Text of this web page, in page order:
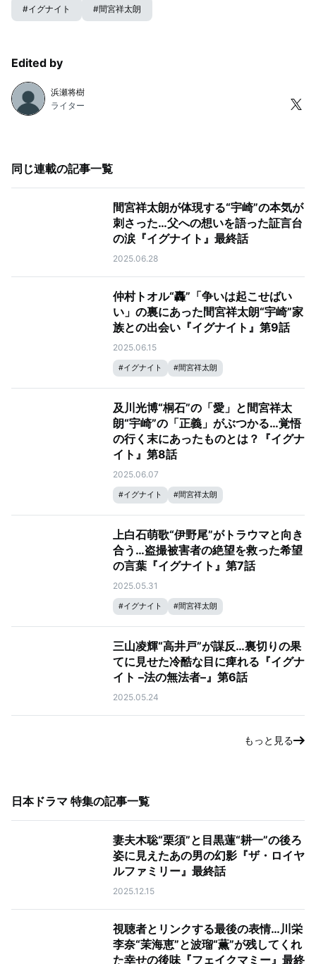
#イグナイト #間宮祥太朗
Edited by
浜瀬将樹
ライター
同じ連載の記事一覧
間宮祥太朗が体現する“宇崎”の本気が
刺さった…父への想いを語った証言台
の涙『イグナイト』最終話
2025.06.28
仲村トオル“轟”「争いは起こせばい
い」の裏にあった間宮祥太朗“宇崎”家
族との出会い『イグナイト』第9話
2025.06.15
#イグナイト #間宮祥太朗
及川光博“桐石”の「愛」と間宮祥太
朗“宇崎”の「正義」がぶつかる…覚悟
の行く末にあったものとは？『イグナ
イト』第8話
2025.06.07
#イグナイト #間宮祥太朗
上白石萌歌“伊野尾”がトラウマと向き
合う…盗撮被害者の絶望を救った希望
の言葉『イグナイト』第7話
2025.05.31
#イグナイト #間宮祥太朗
三山凌輝“高井戸”が謀反…裏切りの果
てに見せた冷酷な目に痺れる『イグナ
イト –法の無法者–』第6話
2025.05.24
もっと見る
日本ドラマ 特集の記事一覧
妻夫木聡“栗須”と目黒蓮“耕一”の後ろ
姿に見えたあの男の幻影『ザ・ロイヤ
ルファミリー』最終話
2025.12.15
視聴者とリンクする最後の表情…川栄
李奈“茉海恵”と波瑠“薫”が残してくれ
た幸せの後味『フェイクマミー』最終